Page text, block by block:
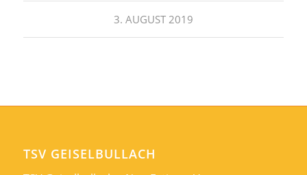
3. AUGUST 2019
TSV GEISELBULLACH